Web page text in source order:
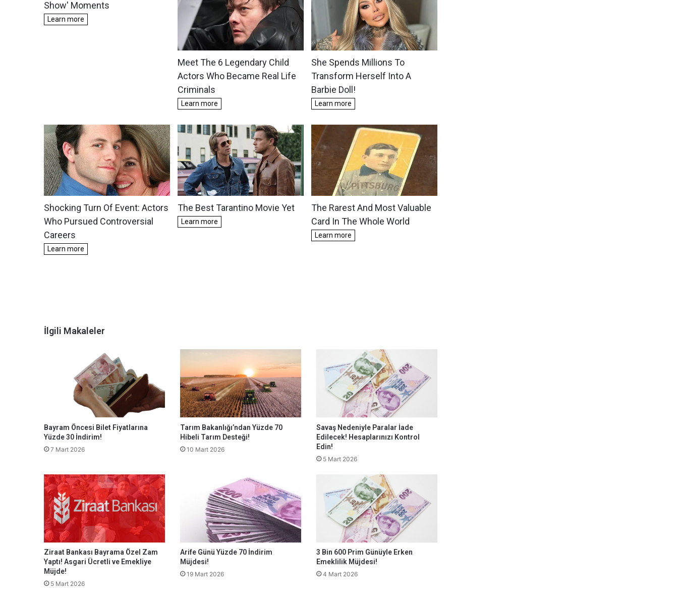
İlgili Makaleler
Bayram Öncesi Bilet Fiyatlarına
Yüzde 30 İndirim!
7 Mart 2026
Tarım Bakanlığı’ndan Yüzde 70
Hibeli Tarım Desteği!
10 Mart 2026
Savaş Nedeniyle Paralar İade
Edilecek! Hesaplarınızı Kontrol
Edin!
5 Mart 2026
Ziraat Bankası Bayrama Özel Zam
Yaptı! Asgari Ücretli ve Emekliye
Müjde!
5 Mart 2026
Arife Günü Yüzde 70 İndirim
Müjdesi!
19 Mart 2026
3 Bin 600 Prim Günüyle Erken
Emeklilik Müjdesi!
4 Mart 2026